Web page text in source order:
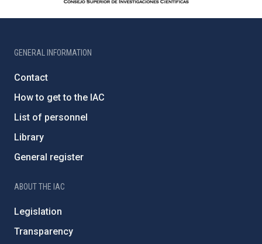
GENERAL INFORMATION
Contact
How to get to the IAC
List of personnel
Library
General register
ABOUT THE IAC
Legislation
Transparency